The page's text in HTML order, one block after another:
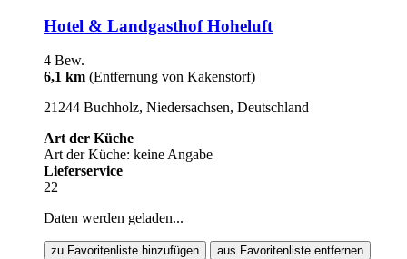
Hotel & Landgasthof Hoheluft
4 Bew.
6,1 km (Entfernung von Kakenstorf)
21244 Buchholz, Niedersachsen, Deutschland
Art der Küche
Art der Küche: keine Angabe
Lieferservice
22
Daten werden geladen...
zu Favoritenliste hinzufügen aus Favoritenliste entfernen